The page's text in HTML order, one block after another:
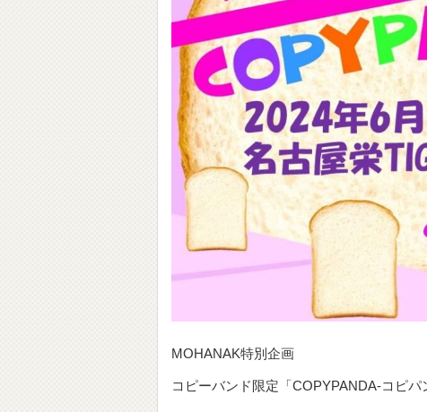
MOHANAK特別企画
コピーバンド限定「COPYPANDA-コピパ